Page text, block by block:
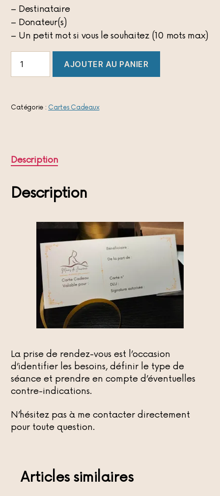
– Destinataire
– Donateur(s)
– Un petit mot si vous le souhaitez (10 mots max)
Carte
heure
AJOUTER AU PANIER
Catégorie : Cartes Cadeaux
Description
Description
La prise de rendez-vous est l’occasion
d’identifier les besoins, définir le type de
séance et prendre en compte d’éventuelles
contre-indications.
N’hésitez pas à me contacter directement
pour toute question.
Articles similaires